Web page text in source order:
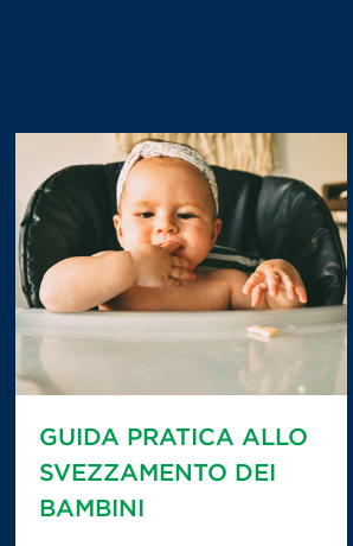
GUIDA PRATICA ALLO
SVEZZAMENTO DEI
BAMBINI